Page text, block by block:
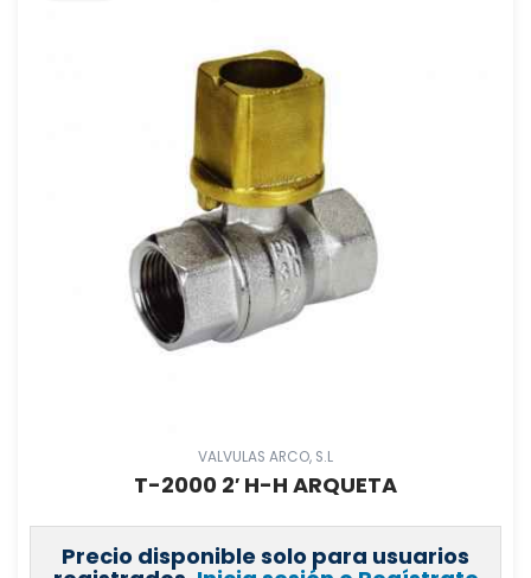
VALVULAS ARCO, S.L
T-2000 2′ H-H ARQUETA
Precio disponible solo para usuarios